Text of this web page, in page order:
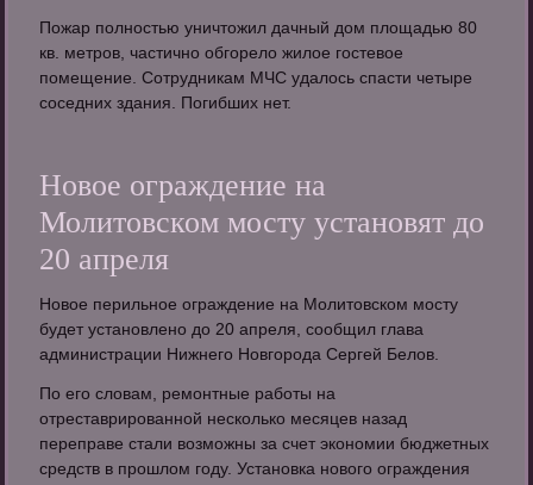
Пожар полностью уничтожил дачный дом площадью 80
кв. метров, частично обгорело жилое гостевое
помещение. Сотрудникам МЧС удалось спасти четыре
соседних здания. Погибших нет.
Новое ограждение на
Молитовском мосту установят до
20 апреля
Новое перильное ограждение на Молитовском мосту
будет установлено до 20 апреля, сообщил глава
администрации Нижнего Новгорода Сергей Белов.
По его словам, ремонтные работы на
отреставрированной несколько месяцев назад
переправе стали возможны за счет экономии бюджетных
средств в прошлом году. Установка нового ограждения